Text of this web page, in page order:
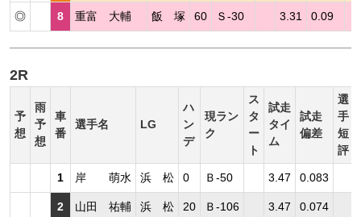
◎ 8 重富 大輔 飯 塚 60 Ｓ-30 3.31 0.09
2R
予
想
雨
予
想
車
番
選手名 LG
ハ
ン
デ
現ラン
ク
ス
タ
ー
ト
試走
タイ
ム
試走
偏差
選
手
短
評
1 岸 萌水 浜 松 0 Ｂ-50 3.47 0.083
2 山田 祐輔 浜 松 20 Ｂ-106 3.47 0.074